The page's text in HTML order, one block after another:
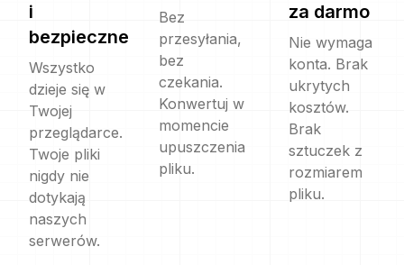
i
bezpieczne
Wszystko
dzieje się w
Twojej
przeglądarce.
Twoje pliki
nigdy nie
dotykają
naszych
serwerów.
Bez
przesyłania,
bez
czekania.
Konwertuj w
momencie
upuszczenia
pliku.
za darmo
Nie wymaga
konta. Brak
ukrytych
kosztów.
Brak
sztuczek z
rozmiarem
pliku.